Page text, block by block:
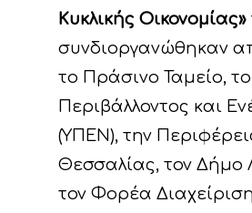
Κυκλικής Οικονομίας»
συνδιοργανώθηκαν
το Πράσινο Ταμείο,
Περιβάλλοντος και
(ΥΠΕΝ), την
Θεσσαλίας, τον Δήμο
τον Φορέα